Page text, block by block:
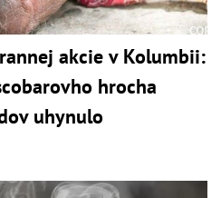
akcie v Kolumbii:
hrocha
uhynulo